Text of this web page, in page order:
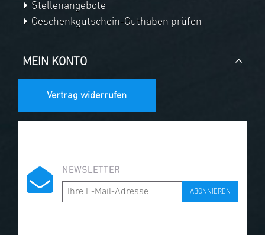
Stellenangebote
Geschenkgutschein-Guthaben prüfen
MEIN KONTO
Vertrag widerrufen
NEWSLETTER
ABONNIEREN